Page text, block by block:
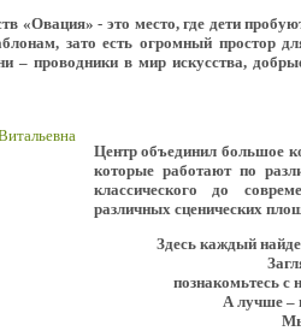
«Овация» - это место, где дети
зато есть огромный простор
проводники в мир искусства,
Центр объединил большое
которые работают по
классического до
различных сценических
Здесь каждый
познакомьтесь с
А лучше –